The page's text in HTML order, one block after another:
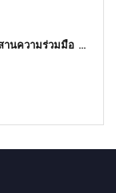
านความร่วมมือ …